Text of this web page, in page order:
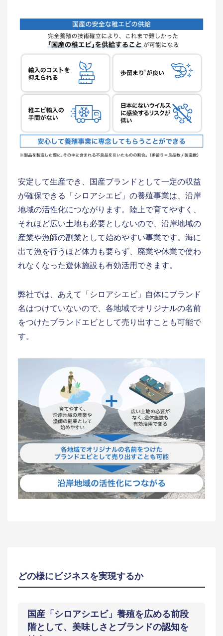
安定して生産でき、国産ブランドとして一定の収益
が確保できる「シロアシエビ」の養殖事業は、沿岸
地域の活性化につながります。陸上で育てやすく、
それほど広い土地も必要としないので、沿岸地域の
産業や漁師の副業として始めやすい事業です。海に
出て漁を行うほど体力も要らず、廃業や休業で使わ
れなくなった遊休施設も有効活用できます。
弊社では、あえて「シロアシエビ」自体にブランド
名はつけていないので、各地域でオリジナルの名前
をつけたブランドエビとして売り出すことも可能で
す。
どの様にビジネスを実現するか
国産「シロアシエビ」養殖を広める前段
階として、美味しさとブランドの認知を